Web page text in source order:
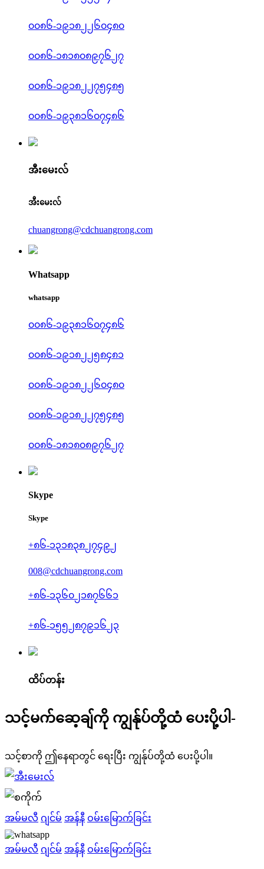
၀၀၈၆-၁၉၁၈၂၂၆၀၄၈၀
၀၀၈၆-၁၈၁၈၀၈၉၇၆၂၇
၀၀၈၆-၁၉၁၈၂၂၇၅၄၈၅
၀၀၈၆-၁၉၃၈၁၆၀၇၄၈၆
အီးမေးလ်
အီးမေးလ်
chuangrong@cdchuangrong.com
Whatsapp
whatsapp
၀၀၈၆-၁၉၃၈၁၆၀၇၄၈၆
၀၀၈၆-၁၉၁၈၂၂၅၈၄၈၁
၀၀၈၆-၁၉၁၈၂၂၆၀၄၈၀
၀၀၈၆-၁၉၁၈၂၂၇၅၄၈၅
၀၀၈၆-၁၈၁၈၀၈၉၇၆၂၇
Skype
Skype
+၈၆-၁၃၁၈၃၈၂၇၄၉၂
008@cdchuangrong.com
+၈၆-၁၃၆၀၂၁၈၇၆၆၁
+၈၆-၁၅၅၂၈၇၉၁၆၂၃
ထိပ်တန်း
သင့်မက်ဆေ့ချ်ကို ကျွန်ုပ်တို့ထံ ပေးပို့ပါ-
သင့်စာကို ဤနေရာတွင် ရေးပြီး ကျွန်ုပ်တို့ထံ ပေးပို့ပါ။
အမ်မလီ ဂျင်မ် အန်နီ ဝမ်းမြောက်ခြင်း
အမ်မလီ ဂျင်မ် အန်နီ ဝမ်းမြောက်ခြင်း